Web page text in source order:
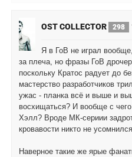
OST COLLECTOR 298
Я в ГоВ не играл
за плеча, но фразы ГоВ
поскольку Кратос радует до
мастерство разработчиков
ужас - планка всё и выше и
восхищаться? И вообще с
Хэлл? Вроде МК-сериии
кровавости никто не
Наверное такие же ярые